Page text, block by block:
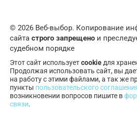
© 2026 Веб-выбор. Копирование
сайта строго запрещено и
судебном порядке
Этот сайт используетcookie для
Продолжая использовать сайт, вы
на работу с этими файлами, а так же
пункты пользовательского
возникновении вопросов пишите в
связи.